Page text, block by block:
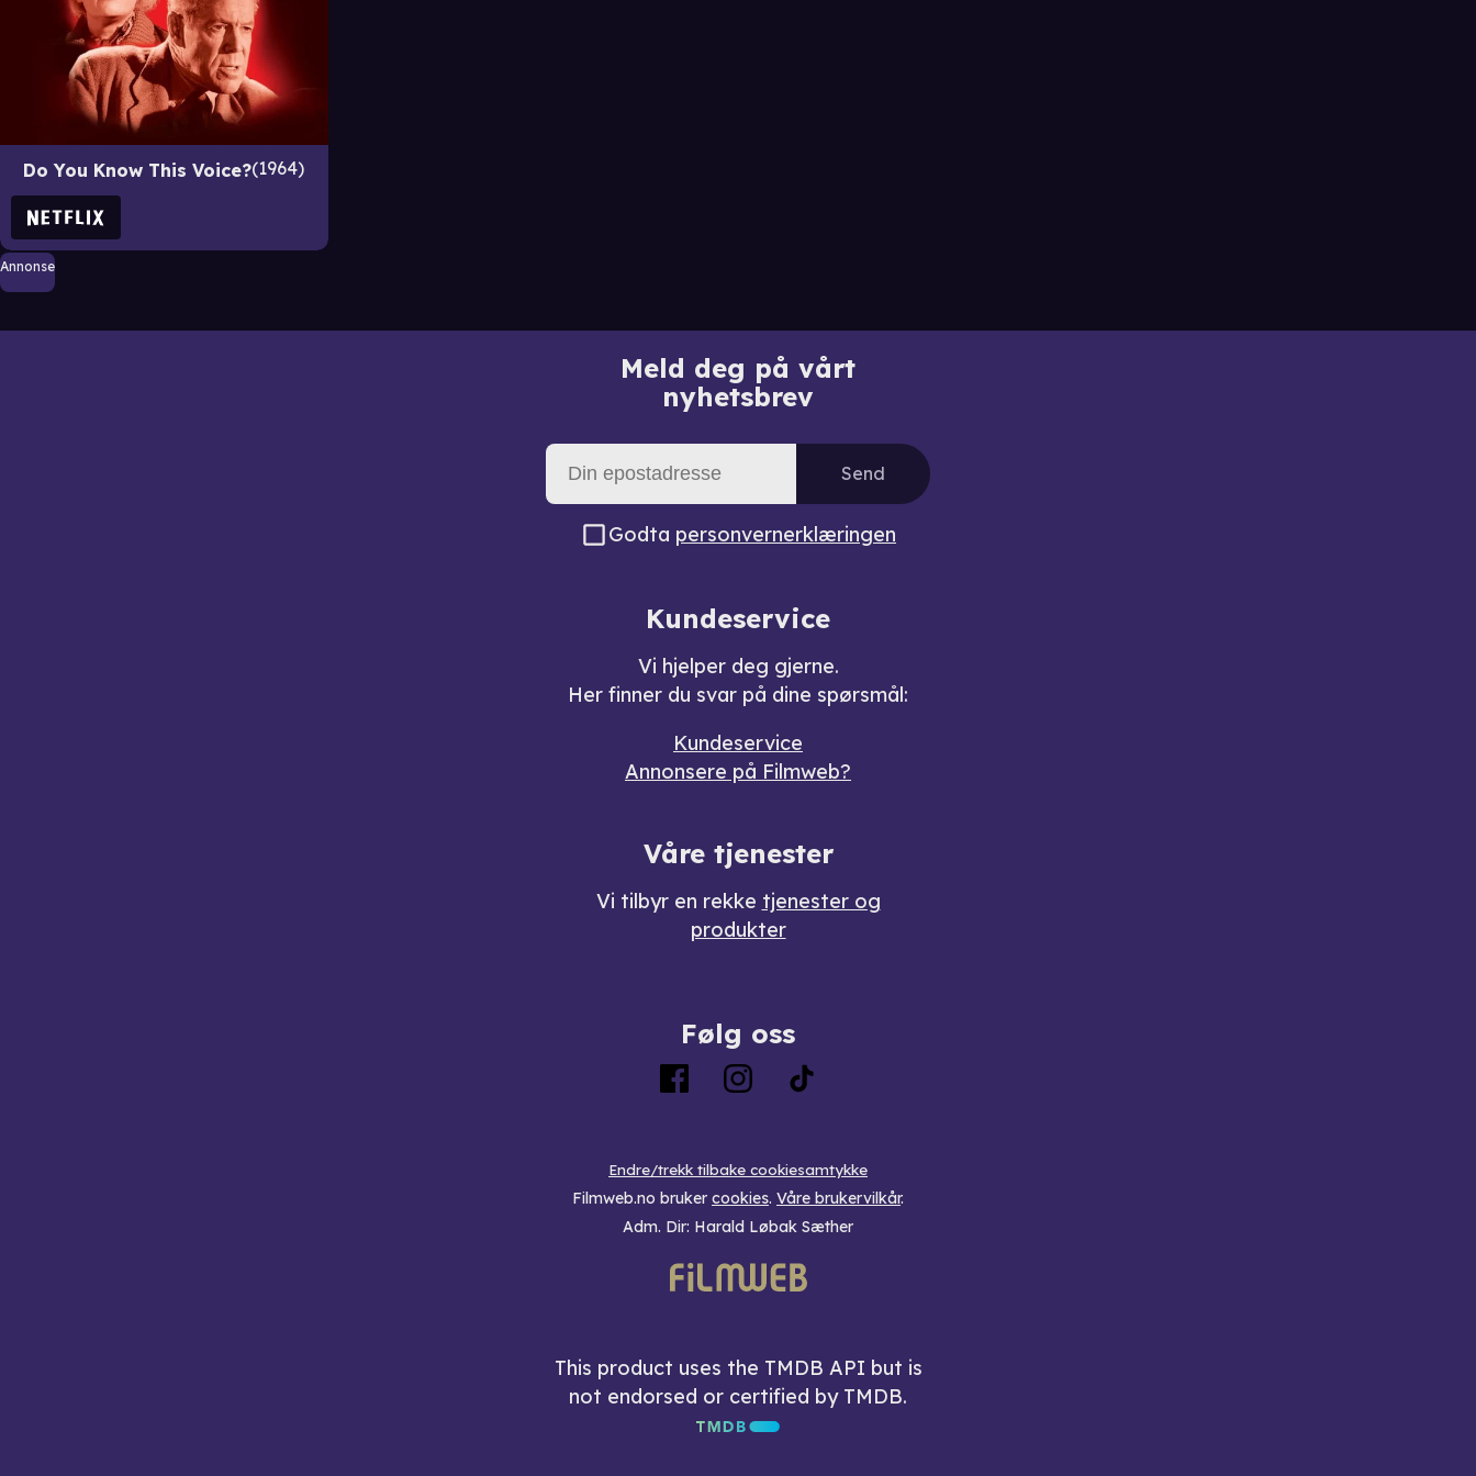
Do You Know This Voice? 1964
Annonse
Meld deg på vårt
nyhetsbrev
Send
Godta personvernerklæringen
Kundeservice
Vi hjelper deg gjerne.
Her finner du svar på dine spørsmål:
Kundeservice
Annonsere på Filmweb?
Våre tjenester
Vi tilbyr en rekke tjenester og
produkter
Følg oss
Endre/trekk tilbake cookiesamtykke
Filmweb.no bruker cookies. Våre brukervilkår.
Adm. Dir: Harald Løbak Sæther
This product uses the TMDB API but is
not endorsed or certified by TMDB.